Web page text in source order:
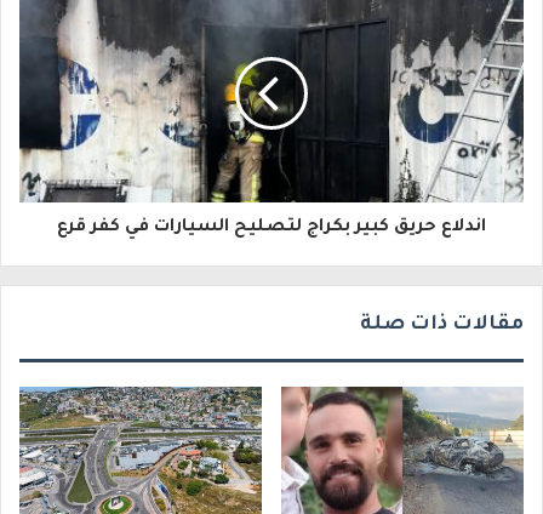
ل
ك
ت
ر
و
اندلاع حريق كبير بكراج لتصليح السيارات في كفر قرع
مقالات ذات صلة